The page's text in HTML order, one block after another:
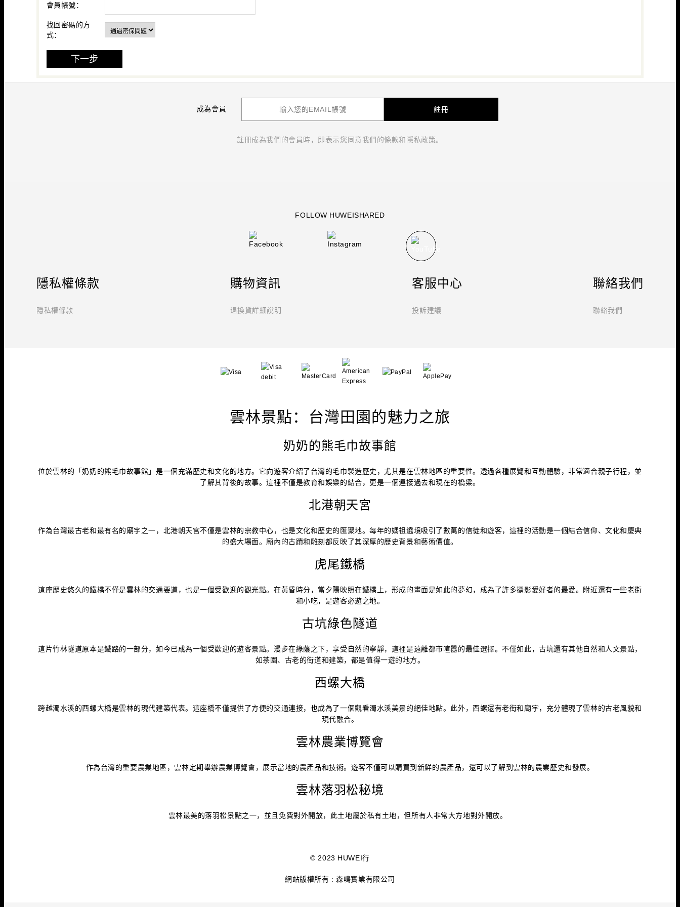
會員帳號：
找回密碼的方
式：
成為會員 註冊
註冊成為我們的會員時，即表示您同意我們的條款和隱私政策。
FOLLOW HUWEISHARED
隱私權條款
隱私權條款
購物資訊
退換貨詳細說明
客服中心
投訴建議
聯絡我們
聯絡我們
雲林景點：台灣田園的魅力之旅
奶奶的熊毛巾故事館
位於雲林的「奶奶的熊毛巾故事館」是一個充滿歷史和文化的地方。它向遊客介紹了台灣的毛巾製造歷史，尤其是在雲林地區的重要性。透過各種展覽和互動體驗，非常適合親子行程，並
了解其背後的故事。這裡不僅是教育和娛樂的結合，更是一個連接過去和現在的橋梁。
北港朝天宮
作為台灣最古老和最有名的廟宇之一，北港朝天宮不僅是雲林的宗教中心，也是文化和歷史的匯聚地。每年的媽祖遶境吸引了數萬的信徒和遊客，這裡的活動是一個結合信仰、文化和慶典
的盛大場面。廟內的古蹟和雕刻都反映了其深厚的歷史背景和藝術價值。
虎尾鐵橋
這座歷史悠久的鐵橋不僅是雲林的交通要道，也是一個受歡迎的觀光點。在黃昏時分，當夕陽映照在鐵橋上，形成的畫面是如此的夢幻，成為了許多攝影愛好者的最愛。附近還有一些老街
和小吃，是遊客必遊之地。
古坑綠色隧道
這片竹林隧道原本是鐵路的一部分，如今已成為一個受歡迎的遊客景點。漫步在綠蔭之下，享受自然的寧靜，這裡是遠離都市喧囂的最佳選擇。不僅如此，古坑還有其他自然和人文景點，
如茶園、古老的街道和建築，都是值得一遊的地方。
西螺大橋
跨越濁水溪的西螺大橋是雲林的現代建築代表。這座橋不僅提供了方便的交通連接，也成為了一個觀看濁水溪美景的絕佳地點。此外，西螺還有老街和廟宇，充分體現了雲林的古老風貌和
現代融合。
雲林農業博覽會
作為台灣的重要農業地區，雲林定期舉辦農業博覽會，展示當地的農產品和技術。遊客不僅可以購買到新鮮的農產品，還可以了解到雲林的農業歷史和發展。
雲林落羽松秘境
雲林最美的落羽松景點之一，並且免費對外開放，此土地屬於私有土地 ，但所有人非常大方地對外開放。
© 2023 HUWEI行
網站版權所有 : 森鳴實業有限公司